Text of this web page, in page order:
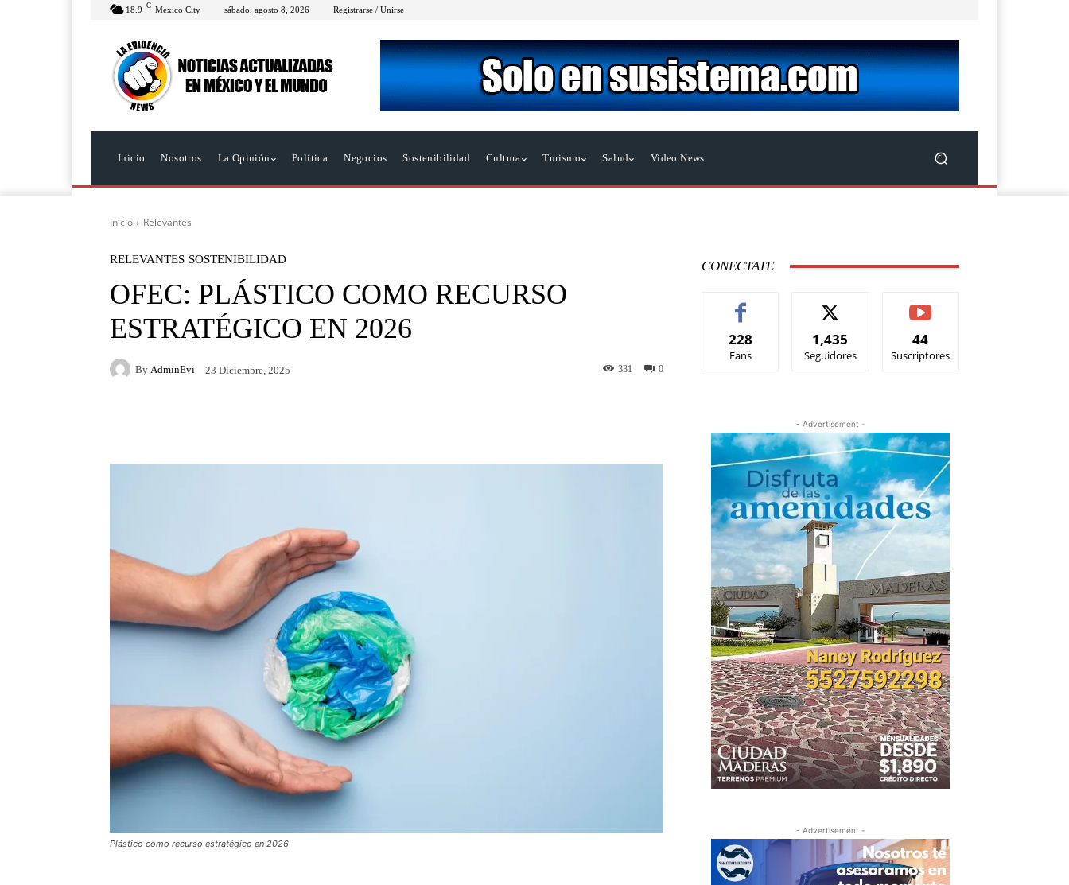
18.9 C Mexico City sábado, agosto 8, 2026 Registrarse / Unirse
Inicio Nosotros La Opinión Política Negocios Sostenibilidad Cultura Turismo Salud Video News
Inicio Relevantes
RELEVANTES SOSTENIBILIDAD
OFEC: PLÁSTICO COMO RECURSO
ESTRATÉGICO EN 2026
By AdminEvi 23 Diciembre, 2025 0
331
Plástico como recurso estratégico en 2026
CONECTATE
228
Fans
1,435
Seguidores
44
Suscriptores
- Advertisement -
- Advertisement -